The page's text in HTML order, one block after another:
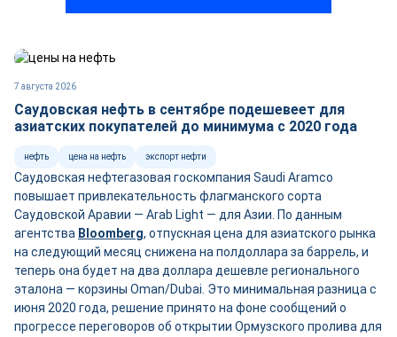
7 августа 2026
Саудовская нефть в сентябре подешевеет для
азиатских покупателей до минимума с 2020 года
нефть цена на нефть экспорт нефти
Саудовская нефтегазовая госкомпания Saudi Aramco
повышает привлекательность флагманского сорта
Саудовской Аравии — Arab Light — для Азии. По данным
агентства Bloomberg, отпускная цена для азиатского рынка
на следующий месяц снижена на полдоллара за баррель, и
теперь она будет на два доллара дешевле регионального
эталона — корзины Oman/Dubai. Это минимальная разница с
июня 2020 года, решение принято на фоне сообщений о
прогрессе переговоров об открытии Ормузского пролива для